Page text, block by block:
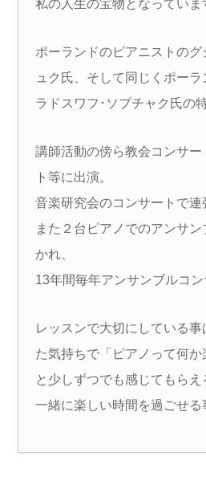
私の人生の宝物となっていま
ポーランドのピアニストのグ
ュク氏、そして同じくポー
ラドスワフ･ソプチャク氏の
講師活動の傍ら教会コンサ
ト等に出演。
音楽研究会のコンサートで連
また２台ピアノでのアンサ
かれ、
13年間毎年アンサンブルコン
レッスンで大切にしている
た気持ちで「ピアノって何か
と少しずつでも感じてもらえ
一緒に楽しい時間を過ごせる